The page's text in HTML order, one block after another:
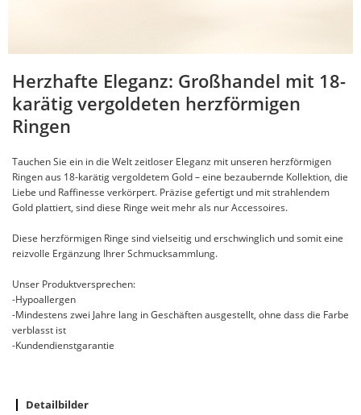
Herzhafte Eleganz: Großhandel mit 18-
karätig vergoldeten herzförmigen
Ringen
Tauchen Sie ein in die Welt zeitloser Eleganz mit unseren herzförmigen
Ringen aus 18-karätig vergoldetem Gold – eine bezaubernde Kollektion, die
Liebe und Raffinesse verkörpert. Präzise gefertigt und mit strahlendem
Gold plattiert, sind diese Ringe weit mehr als nur Accessoires.
Diese herzförmigen Ringe sind vielseitig und erschwinglich und somit eine
reizvolle Ergänzung Ihrer Schmucksammlung.
Unser Produktversprechen:
-Hypoallergen
-Mindestens zwei Jahre lang in Geschäften ausgestellt, ohne dass die Farbe
verblasst ist
-Kundendienstgarantie
Detailbilder